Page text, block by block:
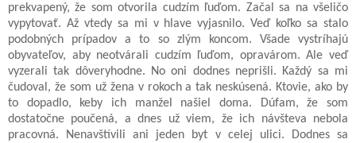
prekvapený, že som otvorila cudzím ľuďom. Začal sa na všeličo
vypytovať. Až vtedy sa mi v hlave vyjasnilo. Veď koľko sa stalo
podobných prípadov a to so zlým koncom. Všade vystríhajú
obyvateľov, aby neotvárali cudzím ľuďom, opravárom. Ale veď
vyzerali tak dôveryhodne. No oni dodnes neprišli. Každý sa mi
čudoval, že som už žena v rokoch a tak neskúsená. Ktovie, ako by
to dopadlo, keby ich manžel našiel doma. Dúfam, že som
dostatočne poučená, a dnes už viem, že ich návšteva nebola
pracovná. Nenavštívili ani jeden byt v celej ulici. Dodnes sa